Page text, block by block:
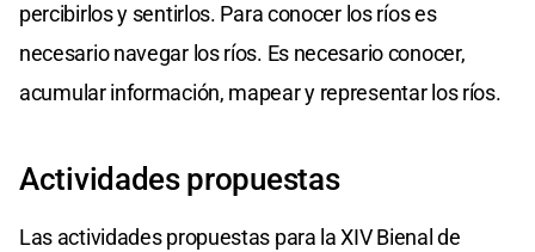
percibirlos y sentirlos. Para conocer los ríos es
necesario navegar los ríos. Es necesario conocer,
acumular información, mapear y representar los ríos.
Actividades propuestas
Las actividades propuestas para la XIV Bienal de